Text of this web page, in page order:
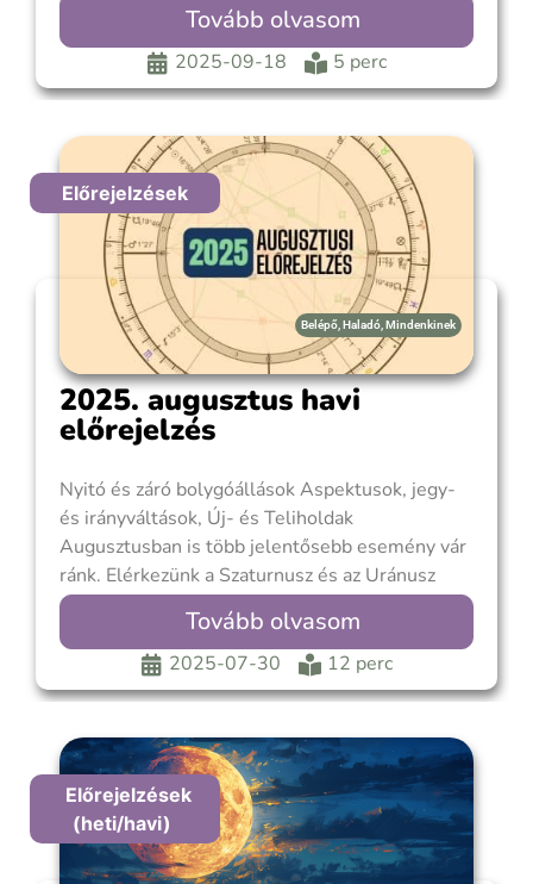
figyelő Szűz jegyébe. Itt a kapcsolatok és az
érzelmi élet sokkal visszafogottabb,
megfontoltabb megközelítést kapnak. Akkor
Tovább olvasom
2025-09-18 5 perc
Előrejelzések
Belépő Haladó Mindenkinek
2025. augusztus havi
előrejelzés
Nyitó és záró bolygóállások Aspektusok, jegy-
és irányváltások, Új- és Teliholdak
Augusztusban is több jelentősebb esemény vár
ránk. Elérkezünk a Szaturnusz és az Uránusz
által 1988-ban indított ciklus, az Uránusz és a
Neptunusz 1993-ban indított ciklusa egy-egy
mérföldkövéhez, továbbá az Uránusz-
Neptunusz-Plútó által alkotott és nagyon
Tovább olvasom
2025-07-30 12 perc
Előrejelzések
(heti/havi)